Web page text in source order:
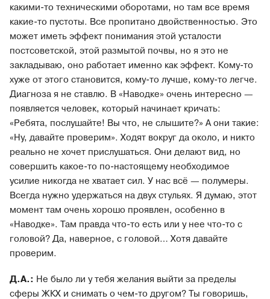
какими-то техническими оборотами, но там все время
какие-то пустоты. Все пропитано двойственностью. Это
может иметь эффект понимания этой усталости
постсоветской, этой размытой почвы, но я это не
закладываю, оно работает именно как эффект. Кому-то
хуже от этого становится, кому-то лучше, кому-то легче.
Диагноза я не ставлю. В «Наводке» очень интересно —
появляется человек, который начинает кричать:
«Ребята, послушайте! Вы что, не слышите?» А они такие:
«Ну, давайте проверим». Ходят вокруг да около, и никто
реально не хочет прислушаться. Они делают вид, но
совершить какое-то по-настоящему необходимое
усилие никогда не хватает сил. У нас всё — полумеры.
Всегда нужно удержаться на двух стульях. Я думаю, этот
момент там очень хорошо проявлен, особенно в
«Наводке». Там правда что-то есть или у нее что-то с
головой? Да, наверное, с головой… Хотя давайте
проверим.
Д.А.: Не было ли у тебя желания выйти за пределы
сферы ЖКХ и снимать о чем-то другом? Ты говоришь,